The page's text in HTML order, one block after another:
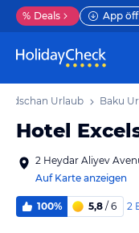
% Deals App
Urlaub Baku
Hotel
2 Heydar Aliyev
Auf Karte anzeigen
100% 5,8 / 6 2